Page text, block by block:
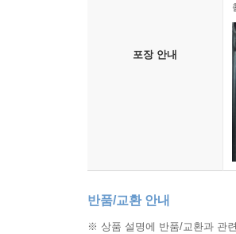
포장 안내
반품/교환 안내
※ 상품 설명에 반품/교환과 관